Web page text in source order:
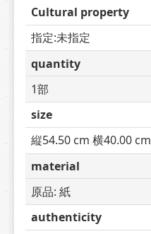
Cultural property
指定:未指定
quantity
1部
size
縦54.50 cm 横40.00 cm
material
原品: 紙
authenticity